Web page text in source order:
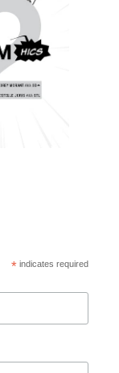
*indicates required